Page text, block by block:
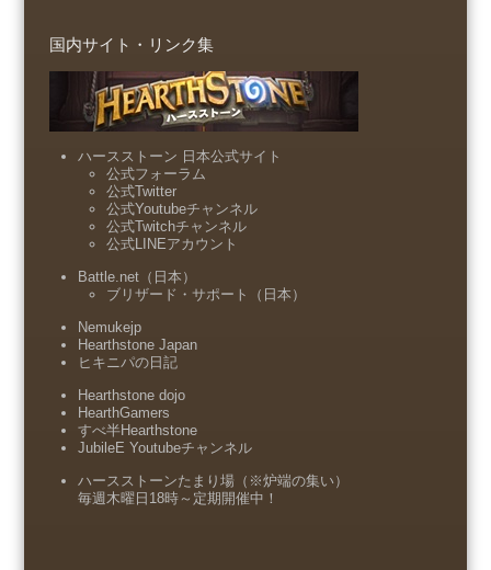
国内サイト・リンク集
ハースストーン 日本公式サイト
公式フォーラム
公式Twitter
公式Youtubeチャンネル
公式Twitchチャンネル
公式LINEアカウント
Battle.net（日本）
ブリザード・サポート（日本）
Nemukejp
Hearthstone Japan
ヒキニパの日記
Hearthstone dojo
HearthGamers
すべ半Hearthstone
JubileE Youtubeチャンネル
ハースストーンたまり場（※炉端の集い）
毎週木曜日18時～定期開催中！